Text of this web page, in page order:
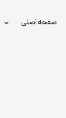
صفحه اصلی